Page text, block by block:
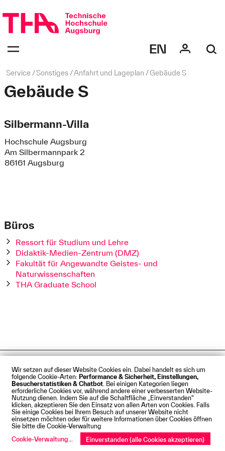
Wir setzen auf dieser Website Cookies ein. Dabei handelt es sich um
folgende Cookie-Arten: Performance & Sicherheit, Einstellungen,
Besucherstatistiken & Chatbot . Bei einigen Kategorien liegen
erforderliche Cookies vor, während andere einer verbesserten Website-
Nutzung dienen. Indem Sie auf die Schaltfläche „Einverstanden“
klicken, akzeptieren Sie den Einsatz von allen Arten von Cookies. Falls
Sie einige Cookies bei Ihrem Besuch auf unserer Website nicht
einsetzen möchten oder für weitere Informationen über Cookies öffnen
Sie bitte die Cookie-Verwaltung
Cookie-Verwaltung
Einverstanden (alle Cookies akzeptieren)
überspringen
bestätigen
des
Seitenpfad:
Service Sonstiges Anfahrt und Lageplan Gebäude S
Gebäude S
Silbermann-Villa
Hochschule Augsburg
Am Silbermannpark 2
86161 Augsburg
Büros
Ressort für Studium und Lehre
Didaktik-Medien-Zentrum (DMZ)
Fakultät für Angewandte Geistes- und
Naturwissenschaften
THA Graduate School
Kontakt Presse Anfahrt Intranet Webmail
© Technische Hochschule Augsburg